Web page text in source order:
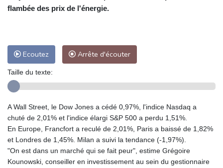
flambée des prix de l'énergie.
Ecoutez Arrête d'écouter
Taille du texte:
A Wall Street, le Dow Jones a cédé 0,97%, l'indice Nasdaq a
chuté de 2,01% et l'indice élargi S&P 500 a perdu 1,51%.
En Europe, Francfort a reculé de 2,01%, Paris a baissé de 1,82%
et Londres de 1,45%. Milan a suivi la tendance (-1,97%).
"On est dans un marché qui se fait peur", estime Grégoire
Kounowski, conseiller en investissement au sein du gestionnaire